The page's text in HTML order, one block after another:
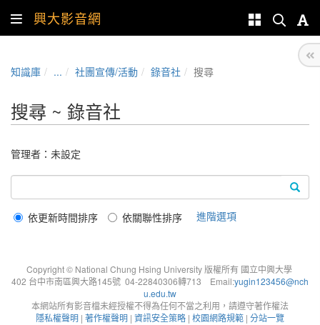
興大影音網
知識庫 ... 社團宣傳/活動 錄音社 搜尋
搜尋 ~ 錄音社
管理者：未設定
依更新時間排序 依關聯性排序 進階選項
Copyright © National Chung Hsing University 版權所有 國立中興大學
402 台中市南區興大路145號 04-22840306轉713 Email:yugin123456@nch
u.edu.tw
本網站所有影音檔未經授權不得為任何不當之利用，請遵守著作權法
隱私權聲明 | 著作權聲明 | 資訊安全策略 | 校園網路規範 | 分站一覽